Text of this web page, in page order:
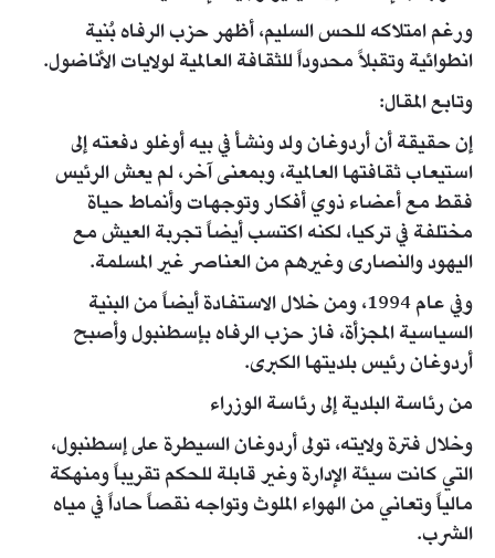
ورغم امتلاكه للحس السليم، أظهر حزب الرفاه بُنية
انطوائية وتقبلاً محدوداً للثقافة العالمية لولايات الأناضول.
وتابع المقال:
إن حقيقة أن أردوغان ولد ونشأ في بيه أوغلو دفعته إلى
استيعاب ثقافتها العالمية، وبمعنى آخر، لم يعش الرئيس
فقط مع أعضاء ذوي أفكار وتوجهات وأنماط حياة
مختلفة في تركيا، لكنه اكتسب أيضاً تجربة العيش مع
اليهود والنصارى وغيرهم من العناصر غير المسلمة.
وفي عام 1994، ومن خلال الاستفادة أيضاً من البنية
السياسية المجزأة، فاز حزب الرفاه بإسطنبول وأصبح
أردوغان رئيس بلديتها الكبرى.
من رئاسة البلدية إلى رئاسة الوزراء
وخلال فترة ولايته، تولى أردوغان السيطرة على إسطنبول،
التي كانت سيئة الإدارة وغير قابلة للحكم تقريباً ومنهكة
مالياً وتعاني من الهواء الملوث وتواجه نقصاً حاداً في مياه
الشرب.